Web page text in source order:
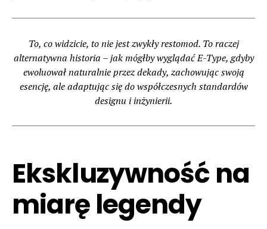
To, co widzicie, to nie jest zwykły restomod. To raczej
alternatywna historia – jak mógłby wyglądać E-Type, gdyby
ewoluował naturalnie przez dekady, zachowując swoją
esencję, ale adaptując się do współczesnych standardów
designu i inżynierii.
Ekskluzywność na
miarę legendy